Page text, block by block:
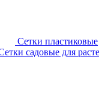
Сетки пластиковые
садовые для